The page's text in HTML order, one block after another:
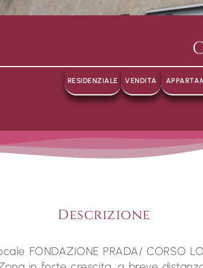
RESIDENZIALE VENDITA
Descrizione
FONDAZIONE PRADA/ CORSO